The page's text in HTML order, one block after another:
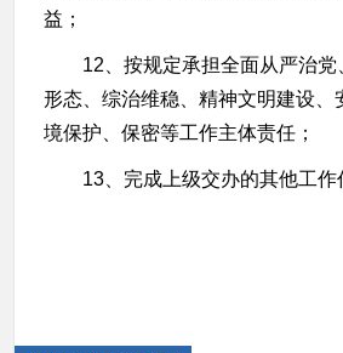
益；
12、按规定承担全面从严治
形态、综治维稳、精神文明建设、
境保护、保密等工作主体责任；
13、完成上级交办的其他工作